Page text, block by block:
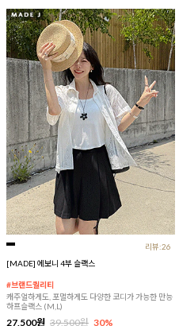
리뷰:26
[MADE] 에보니 4부 슬랙스
#브랜드퀄리티
캐주얼하게도, 포멀하게도 다양한 코디가 가능한 만능
하프슬랙스 (M,L)
27,500원 39,500원 30%